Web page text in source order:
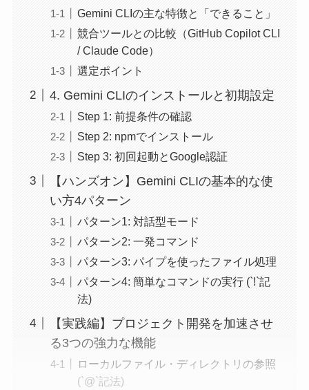
Gemini CLIの主な特徴と「できること」
競合ツールとの比較（GitHub Copilot CLI
/ Claude Code）
選定ポイント
4. Gemini CLIのインストールと初期設定
Step 1: 前提条件の確認
Step 2: npmでインストール
Step 3: 初回起動とGoogle認証
【ハンズオン】Gemini CLIの基本的な使
い方4パターン
パターン1: 対話型モード
パターン2: 一発コマンド
パターン3: パイプを使ったファイル処理
パターン4: 簡単なコマンドの実行 (`!`記
法)
【実践編】プロジェクト開発を加速させ
る3つの強力な機能
ローカルファイル・ディレクトリの参照
(`@`記法)